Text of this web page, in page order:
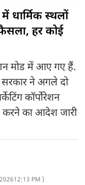
धार्मिक स्थलों
हर कोई
मोड में आए गए हैं.
सरकार ने अगले दो
कॉर्पोरेशन
करने का आदेश जारी
12:13 PM )